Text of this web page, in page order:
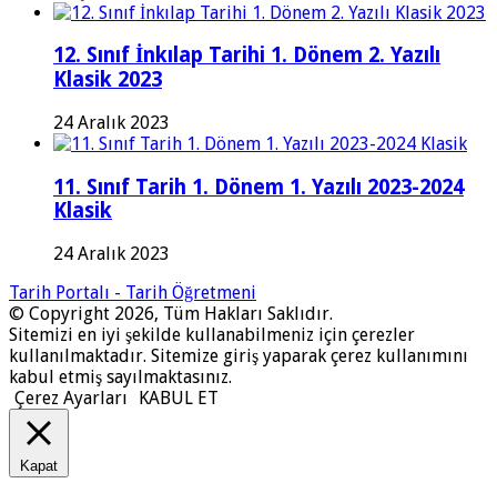
12. Sınıf İnkılap Tarihi 1. Dönem 2. Yazılı
Klasik 2023
24 Aralık 2023
11. Sınıf Tarih 1. Dönem 1. Yazılı 2023-2024
Klasik
24 Aralık 2023
Tarih Portalı - Tarih Öğretmeni
© Copyright 2026, Tüm Hakları Saklıdır.
Sitemizi en iyi şekilde kullanabilmeniz için çerezler
kullanılmaktadır. Sitemize giriş yaparak çerez kullanımını
kabul etmiş sayılmaktasınız.
Çerez Ayarları
KABUL ET
Kapat